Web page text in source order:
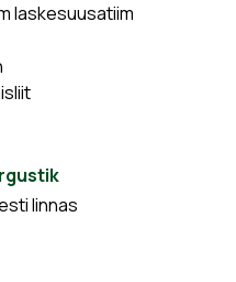
laskesuusatiim
linnas